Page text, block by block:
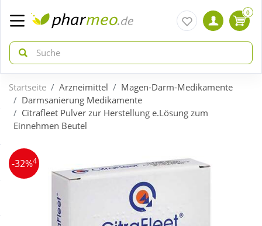
zurück
ÜBERSICHT AKTIONEN
Aktuelle Coupons
Gratis dazu
zurück
ÜBERSICHT KATEGORIEN
Arzneimittel
Bio & Genuss
0
Startseite Arzneimittel
Magen-Darm-Medikamente
Darmsanierung Medikamente
Citrafleet Pulver zur Herstellung e.Lösung zum
Einnehmen Beutel
-32%4